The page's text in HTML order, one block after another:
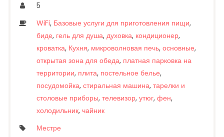
5
WiFi, Базовые услуги для приготовления пищи,
биде, гель для душа, духовка, кондиционер,
кроватка, Кухня, микроволновая печь, основные,
открытая зона для обеда, платная парковка на
территории, плита, постельное белье,
посудомойка, стиральная машина, тарелки и
столовые приборы, телевизор, утюг, фен,
холодильник, чайник
Местре